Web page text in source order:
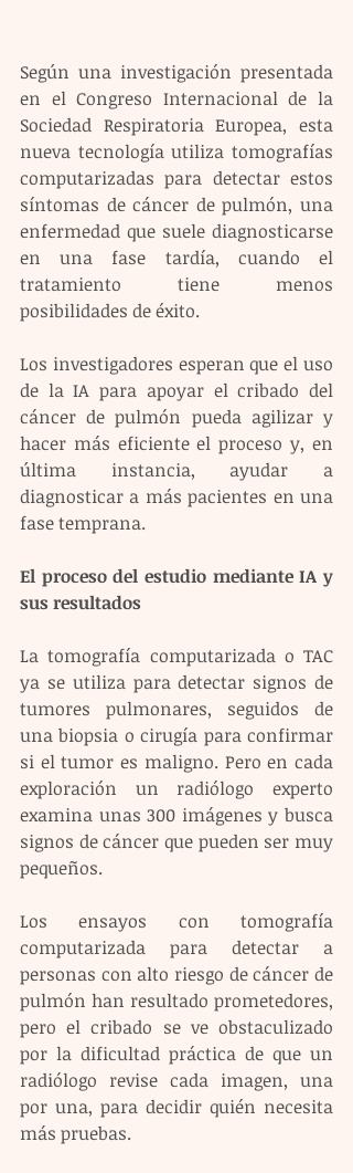
Según una investigación presentada
en el Congreso Internacional de la
Sociedad Respiratoria Europea, esta
nueva tecnología utiliza tomografías
computarizadas para detectar estos
síntomas de cáncer de pulmón, una
enfermedad que suele diagnosticarse
en una fase tardía, cuando el
tratamiento tiene menos
posibilidades de éxito.
Los investigadores esperan que el uso
de la IA para apoyar el cribado del
cáncer de pulmón pueda agilizar y
hacer más eficiente el proceso y, en
última instancia, ayudar a
diagnosticar a más pacientes en una
fase temprana.
El proceso del estudio mediante IA y
sus resultados
La tomografía computarizada o TAC
ya se utiliza para detectar signos de
tumores pulmonares, seguidos de
una biopsia o cirugía para confirmar
si el tumor es maligno. Pero en cada
exploración un radiólogo experto
examina unas 300 imágenes y busca
signos de cáncer que pueden ser muy
pequeños.
Los ensayos con tomografía
computarizada para detectar a
personas con alto riesgo de cáncer de
pulmón han resultado prometedores,
pero el cribado se ve obstaculizado
por la dificultad práctica de que un
radiólogo revise cada imagen, una
por una, para decidir quién necesita
más pruebas.